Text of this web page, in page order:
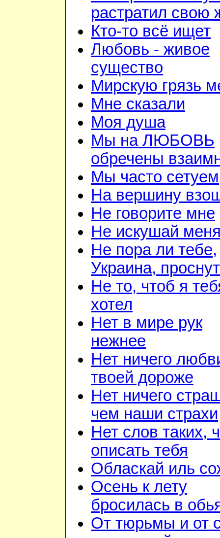
растратил свою
Кто-то всё ищет
Любовь - живое
существо
Мирскую грязь
Мне сказали
Моя душа
Мы на ЛЮБОВЬ
обречены
Мы часто сетуем
На вершину
Не говорите мне
Не искушай
Не пора ли тебе,
Украина,
Не то, чтоб я
хотел
Нет в мире рук
нежнее
Нет ничего
твоей дороже
Нет ничего
чем наши страхи
Нет слов таких,
описать тебя
Обласкай иль
Осень к лету
бросилась в
От тюрьмы и от